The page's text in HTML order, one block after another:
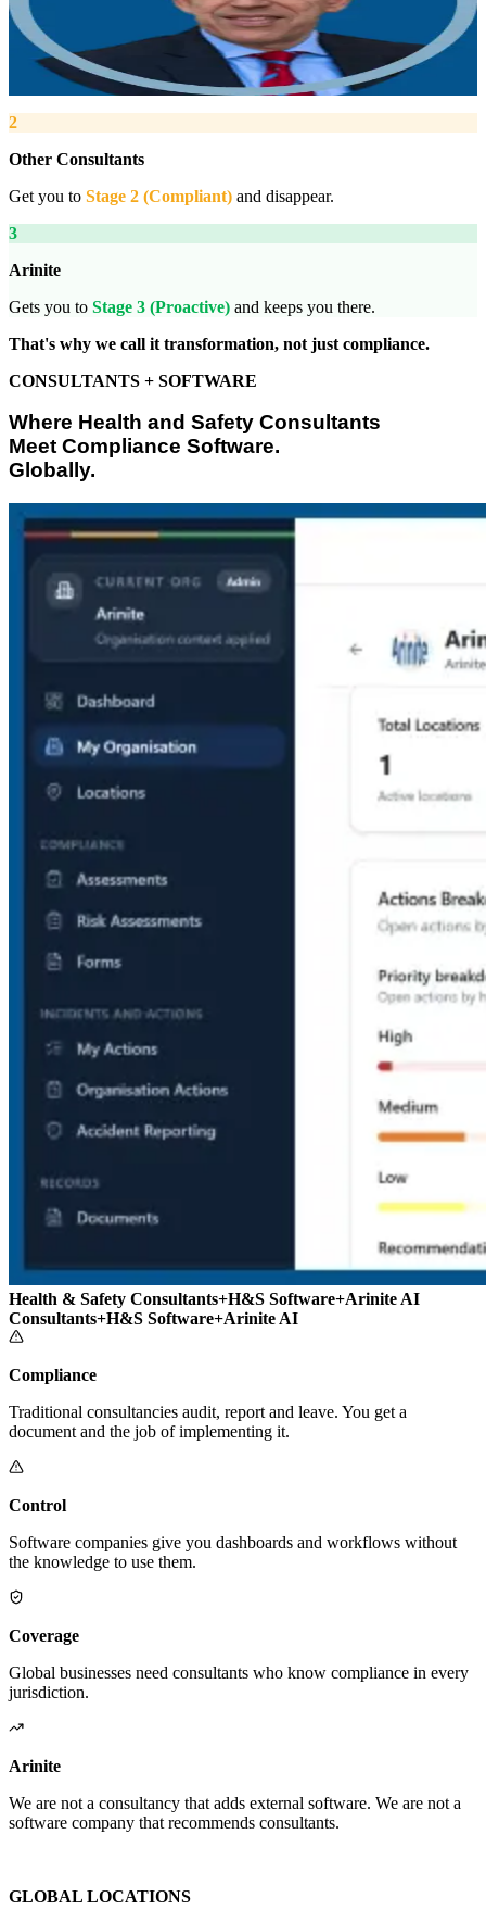
“We work with you to deliver peace of mind. We tailor our service
provision to your business to provide proactive, pragmatic health
and safety advice and that helps reduce costs by ensuring
compliance with relevant health and safety legislation.”
2
Other Consultants
Get you to Stage 2 (Compliant) and disappear.
3
Arinite
Gets you to Stage 3 (Proactive) and keeps you there.
That's why we call it transformation, not just compliance.
CONSULTANTS + SOFTWARE
Where Health and Safety Consultants
Meet Compliance Software.
Globally.
Health & Safety Consultants+H&S Software+Arinite AI
Consultants+H&S Software+Arinite AI
Compliance
Traditional consultancies audit, report and leave. You get a
document and the job of implementing it.
Control
Software companies give you dashboards and workflows without
the knowledge to use them.
Coverage
Global businesses need consultants who know compliance in every
jurisdiction.
Arinite
We are not a consultancy that adds external software. We are not a
software company that recommends consultants.
GLOBAL LOCATIONS